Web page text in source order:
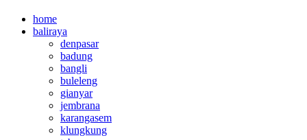
home
baliraya
denpasar
badung
bangli
buleleng
gianyar
jembrana
karangasem
klungkung